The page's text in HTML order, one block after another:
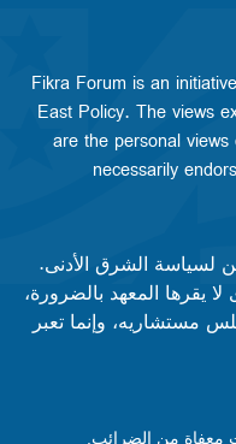
Fikra Forum is an
East Policy. The views
are the personal
necessarily
لسياسة الشرق الأدنى.
يقرها المعهد بالضرورة،
مستشاريه، وإنما تعبر